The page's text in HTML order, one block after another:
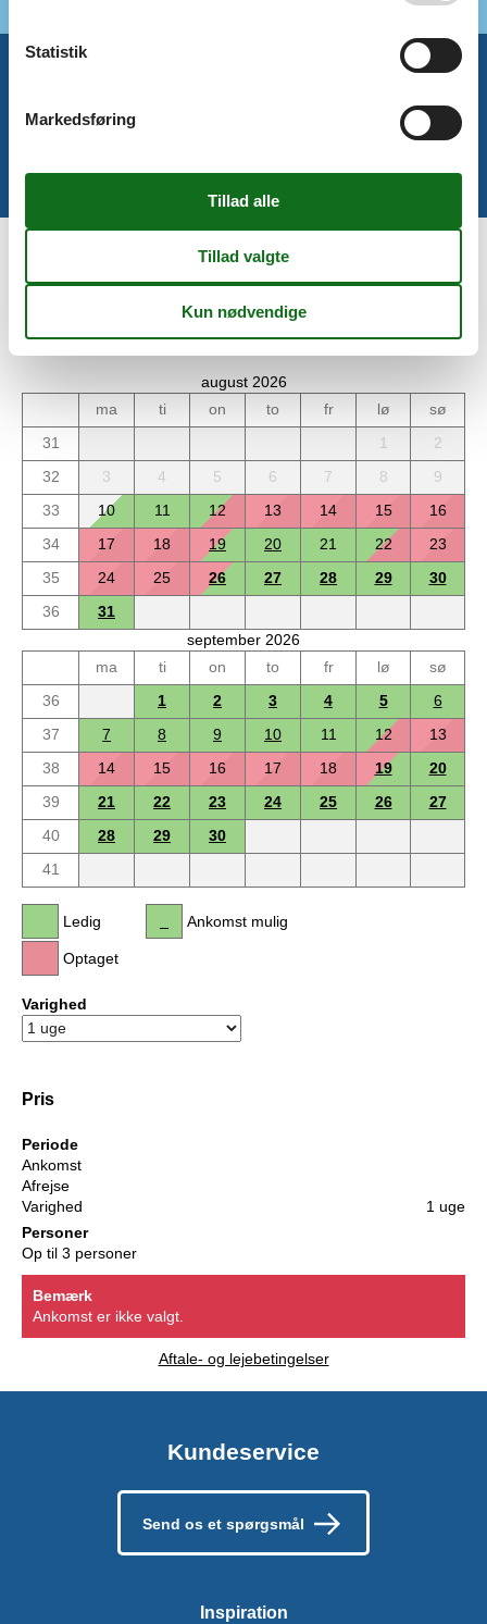
Der er begrænset mulighed for miniferie hele året, typisk uden
august 2026
ma
ti on to fr lø
sø
31
1
2
32
3 4 5 6 7 8
9
33
10 11 12 13 14 15
16
34
17 18 19 20 21 22
23
35
24 25 26 27 28 29
30
36
31
september 2026
ma
ti on to fr lø
sø
36
1 2 3 4 5
6
37
7 8 9 10 11 12
13
38
14 15 16 17 18 19
20
39
21 22 23 24 25 26
27
40
28 29
30
41
Ledig
Optaget
Ankomst mulig
Varighed
Pris
Periode
Ankomst
Afrejse
Varighed
1 uge
Personer
Op til 3 personer
Bemærk
Ankomst er ikke valgt.
Aftale- og lejebetingelser
Kundeservice
Send os et spørgsmål
Inspiration
Statistik
Markedsføring